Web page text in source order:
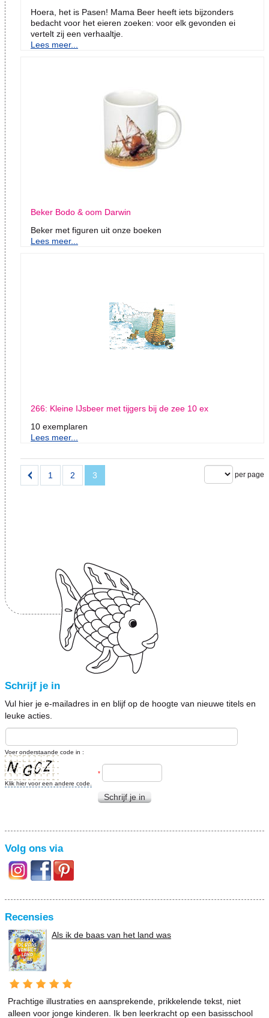
Hoera, het is Pasen! Mama Beer heeft iets bijzonders
bedacht voor het eieren zoeken: voor elk gevonden ei
vertelt zij een verhaaltje.
Lees meer...
Beker Bodo & oom Darwin
Beker met figuren uit onze boeken
Lees meer...
266: Kleine IJsbeer met tijgers bij de zee 10 ex
10 exemplaren
Lees meer...
1 2 3 per page
Schrijf je in
Vul hier je e-mailadres in en blijf op de hoogte van nieuwe titels en
leuke acties.
Voer onderstaande code in :
Klik hier voor een andere code.
*
Schrijf je in
Volg ons via
Recensies
Als ik de baas van het land was
Prachtige illustraties en aansprekende, prikkelende tekst, niet
alleen voor jonge kinderen. Ik ben leerkracht op een basisschool